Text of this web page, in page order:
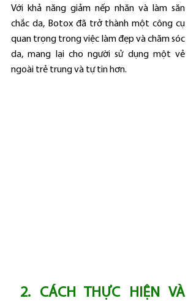
Với khả năng giảm nếp nhăn và làm săn
chắc da, Botox đã trở thành một công cụ
quan trọng trong việc làm đẹp và chăm sóc
da, mang lại cho người sử dụng một vẻ
ngoài trẻ trung và tự tin hơn.
2. CÁCH THỰC HIỆN VÀ